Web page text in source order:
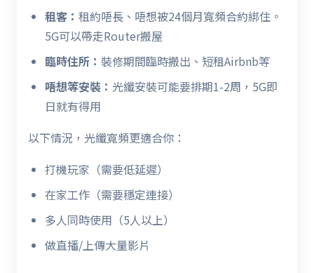
租客： 租約唔長、唔想被24個月寬頻合約綁住。
5G可以帶走Router搬屋
臨時住所： 裝修期間臨時搬出、短租Airbnb等
唔想等安裝： 光纖安裝可能要排期1-2周，5G即
日就有得用
以下情況，光纖寬頻更適合你：
打機玩家（需要低延遲）
在家工作（需要穩定連接）
多人同時使用（5人以上）
做直播/上傳大量影片